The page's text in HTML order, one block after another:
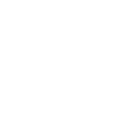
业